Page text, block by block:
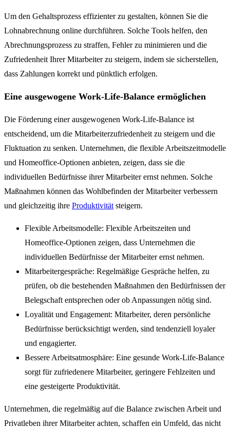
Um den Gehaltsprozess effizienter zu gestalten, können Sie die
Lohnabrechnung online durchführen. Solche Tools helfen, den
Abrechnungsprozess zu straffen, Fehler zu minimieren und die
Zufriedenheit Ihrer Mitarbeiter zu steigern, indem sie sicherstellen,
dass Zahlungen korrekt und pünktlich erfolgen.
Eine ausgewogene Work-Life-Balance ermöglichen
Die Förderung einer ausgewogenen Work-Life-Balance ist
entscheidend, um die Mitarbeiterzufriedenheit zu steigern und die
Fluktuation zu senken. Unternehmen, die flexible Arbeitszeitmodelle
und Homeoffice-Optionen anbieten, zeigen, dass sie die
individuellen Bedürfnisse ihrer Mitarbeiter ernst nehmen. Solche
Maßnahmen können das Wohlbefinden der Mitarbeiter verbessern
und gleichzeitig ihre Produktivität steigern.
Flexible Arbeitsmodelle: Flexible Arbeitszeiten und
Homeoffice-Optionen zeigen, dass Unternehmen die
individuellen Bedürfnisse der Mitarbeiter ernst nehmen.
Mitarbeitergespräche: Regelmäßige Gespräche helfen, zu
prüfen, ob die bestehenden Maßnahmen den Bedürfnissen der
Belegschaft entsprechen oder ob Anpassungen nötig sind.
Loyalität und Engagement: Mitarbeiter, deren persönliche
Bedürfnisse berücksichtigt werden, sind tendenziell loyaler
und engagierter.
Bessere Arbeitsatmosphäre: Eine gesunde Work-Life-Balance
sorgt für zufriedenere Mitarbeiter, geringere Fehlzeiten und
eine gesteigerte Produktivität.
Unternehmen, die regelmäßig auf die Balance zwischen Arbeit und
Privatleben ihrer Mitarbeiter achten, schaffen ein Umfeld, das nicht